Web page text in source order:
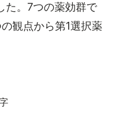
た。7つの薬効群で
観点から第1選択薬